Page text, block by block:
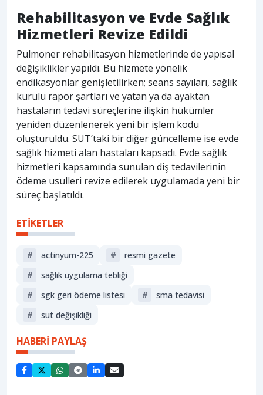
Rehabilitasyon ve Evde Sağlık
Hizmetleri Revize Edildi
Pulmoner rehabilitasyon hizmetlerinde de yapısal
değişiklikler yapıldı. Bu hizmete yönelik
endikasyonlar genişletilirken; seans sayıları, sağlık
kurulu rapor şartları ve yatan ya da ayaktan
hastaların tedavi süreçlerine ilişkin hükümler
yeniden düzenlenerek yeni bir işlem kodu
oluşturuldu. SUT’taki bir diğer güncelleme ise evde
sağlık hizmeti alan hastaları kapsadı. Evde sağlık
hizmetleri kapsamında sunulan diş tedavilerinin
ödeme usulleri revize edilerek uygulamada yeni bir
süreç başlatıldı.
ETİKETLER
# actinyum-225 #
resmi gazete
#
sağlık uygulama tebliği
#
sgk geri ödeme listesi #
sma tedavisi
#
sut değişikliği
HABERİ PAYLAŞ